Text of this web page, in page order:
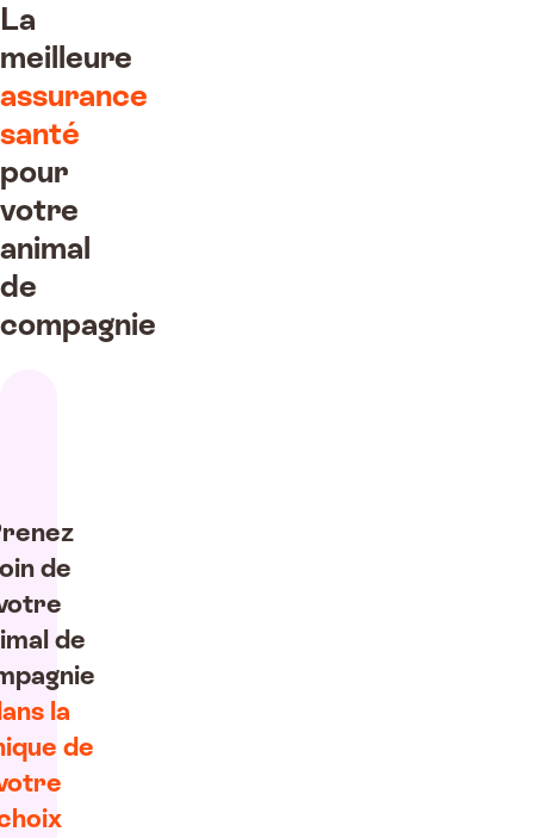
La
meilleure
assurance
santé
pour
votre
animal
de
compagnie
de
de
la
de